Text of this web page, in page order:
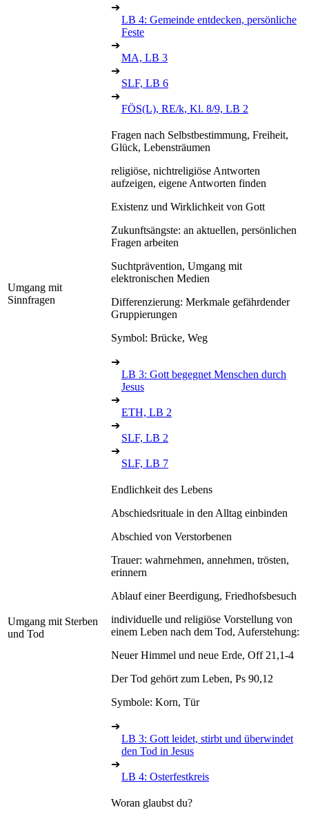
➔
LB 4: Gemeinde entdecken, persönliche
Feste
➔
MA, LB 3
➔
SLF, LB 6
➔
FÖS(L), RE/k, Kl. 8/9, LB 2
Umgang mit
Sinnfragen
Fragen nach Selbstbestimmung, Freiheit,
Glück, Lebensträumen
religiöse, nichtreligiöse Antworten
aufzeigen, eigene Antworten finden
Existenz und Wirklichkeit von Gott
Zukunftsängste: an aktuellen, persönlichen
Fragen arbeiten
Suchtprävention, Umgang mit
elektronischen Medien
Differenzierung: Merkmale gefährdender
Gruppierungen
Symbol: Brücke, Weg
➔
LB 3: Gott begegnet Menschen durch
Jesus
➔
ETH, LB 2
➔
SLF, LB 2
➔
SLF, LB 7
Umgang mit Sterben
und Tod
Endlichkeit des Lebens
Abschiedsrituale in den Alltag einbinden
Abschied von Verstorbenen
Trauer: wahrnehmen, annehmen, trösten,
erinnern
Ablauf einer Beerdigung, Friedhofsbesuch
individuelle und religiöse Vorstellung von
einem Leben nach dem Tod, Auferstehung:
Neuer Himmel und neue Erde, Off 21,1-4
Der Tod gehört zum Leben, Ps 90,12
Symbole: Korn, Tür
➔
LB 3: Gott leidet, stirbt und überwindet
den Tod in Jesus
➔
LB 4: Osterfestkreis
Woran glaubst du?